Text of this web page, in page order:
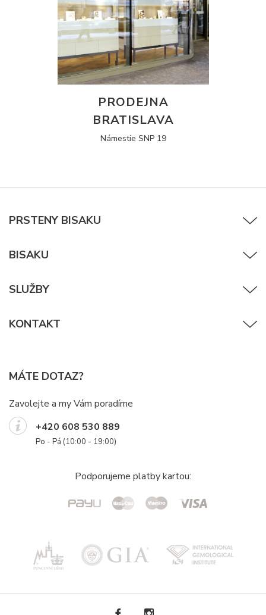
PRODEJNA
BRATISLAVA
Námestie SNP 19
PRSTENY BISAKU
BISAKU
SLUŽBY
KONTAKT
MÁTE DOTAZ?
Zavolejte a my Vám poradíme
+420 608 530 889
Po - Pá (10:00 - 19:00)
Podporujeme platby kartou: